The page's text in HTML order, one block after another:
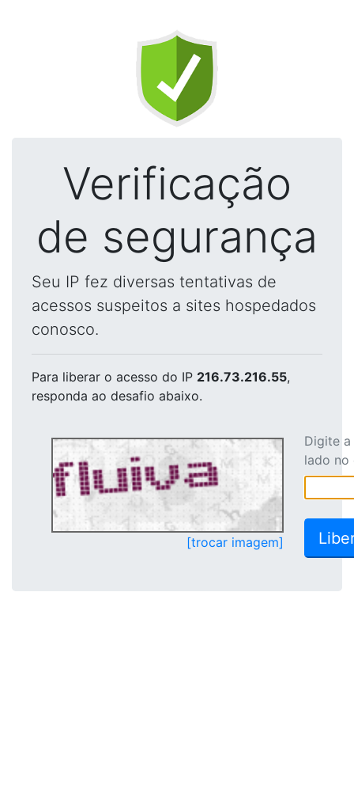
Verificação
de segurança
Seu IP fez diversas tentativas de
acessos suspeitos a sites hospedados
conosco.
Para liberar o acesso do IP 216.73.216.55,
responda ao desafio abaixo.
[trocar imagem]
Digite
lado no